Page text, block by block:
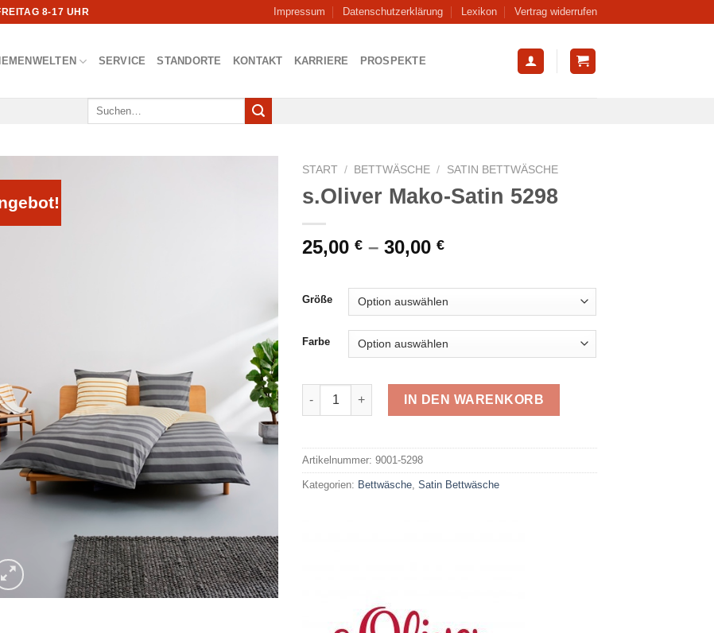
8-17 UHR Impressum Datenschutzerklärung Lexikon Vertrag widerrufen
SERVICE STANDORTE KONTAKT KARRIERE PROSPEKTE
Suchen
START / BETTWÄSCHE / SATIN BETTWÄSCHE
s.Oliver Mako-Satin 5298
25,00€ –30,00€
Größe
Farbe
s.Oliver Mako-Satin 5298 Menge
IN DEN WARENKORB
Artikelnummer:9001-5298
Kategorien: Bettwäsche ,Satin Bettwäsche